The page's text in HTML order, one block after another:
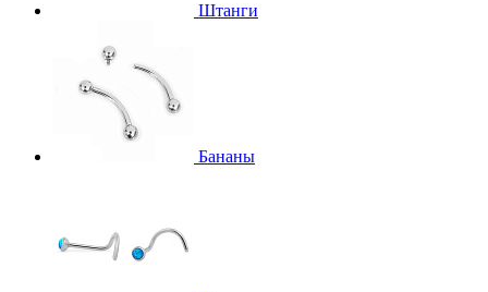
Штанги
Бананы